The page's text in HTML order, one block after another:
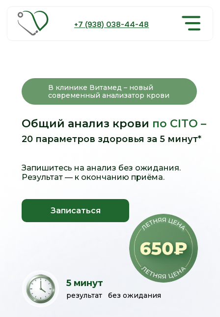
Главная Направления Чекапы Цены Врачи
Общий анализ крови по CITO –
20 параметров здоровья за 5 минут*
Запишитесь на анализ без ожидания.
Результат — к окончанию приёма.
В клинике Витамед – новый
современный анализатор крови
Записаться
5 минут
результат без ожидания